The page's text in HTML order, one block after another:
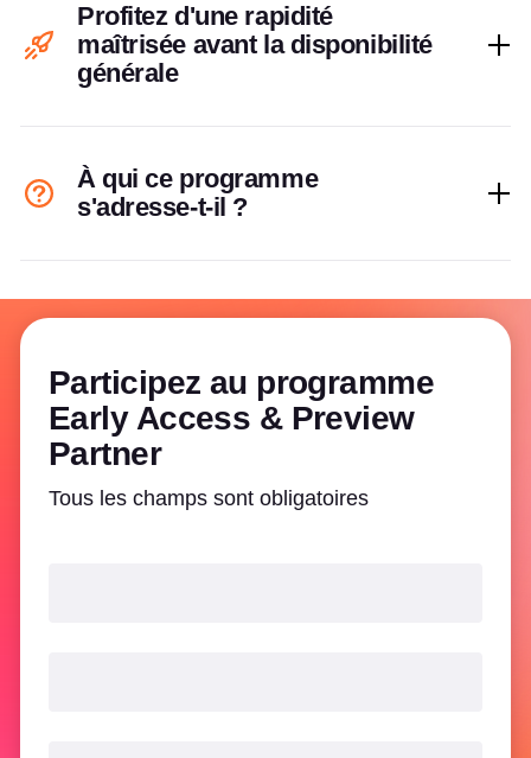
Profitez d'une rapidité
maîtrisée avant la disponibilité
générale
À qui ce programme
s'adresse-t-il ?
Participez au programme
Early Access & Preview
Partner
Tous les champs sont obligatoires